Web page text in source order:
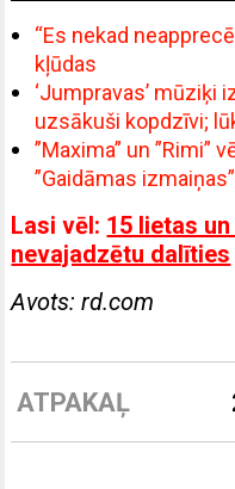
“Es nekad
kļūdas
‘Jumpravas’ mūziķi
uzsākuši kopdzīvi;
”Maxima” un ”Rimi”
”Gaidāmas izmaiņas”
Lasi vēl: 15 lietas
nevajadzētu dalīties
Avots: rd.com
ATPAKAĻ